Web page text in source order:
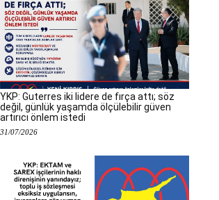
YKP: Guterres iki lidere de fırça attı; söz
değil, günlük yaşamda ölçülebilir güven
artırıcı önlem istedi
31/07/2026